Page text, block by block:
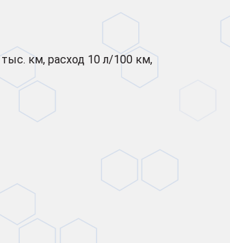
тыс. км, расход 10 л/100 км,